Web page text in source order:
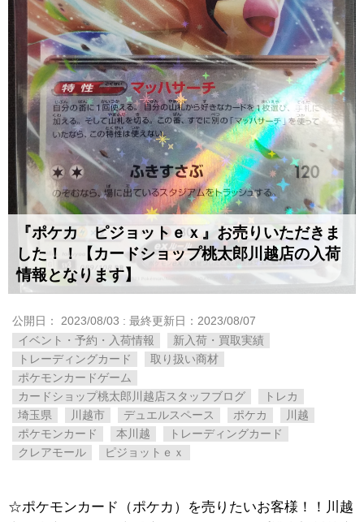
『ポケカ ピジョットｅｘ』お売りいただきま
した！！【カードショップ桃太郎川越店の入荷
情報となります】
公開日： 2023/08/03 : 最終更新日：2023/08/07
イベント・予約・入荷情報
新入荷・買取実績
トレーディングカード
取り扱い商材
ポケモンカードゲーム
カードショップ桃太郎川越店スタッフブログ
トレカ
埼玉県
川越市 デュエルスペース ポケカ
川越
ポケモンカード
本川越
トレーディングカード
クレアモール
ピジョットｅｘ
☆ポケモンカード（ポケカ）を売りたいお客様！！川越